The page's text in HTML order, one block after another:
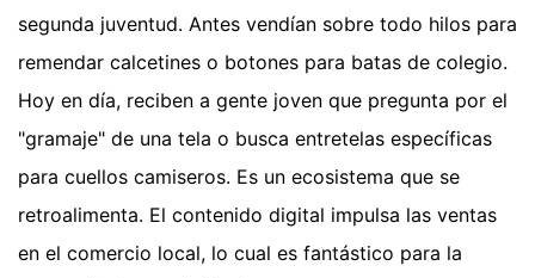
segunda juventud. Antes vendían sobre todo hilos para
remendar calcetines o botones para batas de colegio.
Hoy en día, reciben a gente joven que pregunta por el
"gramaje" de una tela o busca entretelas específicas
para cuellos camiseros. Es un ecosistema que se
retroalimenta. El contenido digital impulsa las ventas
en el comercio local, lo cual es fantástico para la